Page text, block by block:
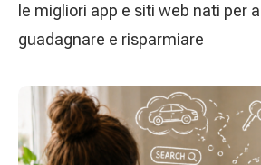
le migliori app e siti web nati per
guadagnare e risparmiare